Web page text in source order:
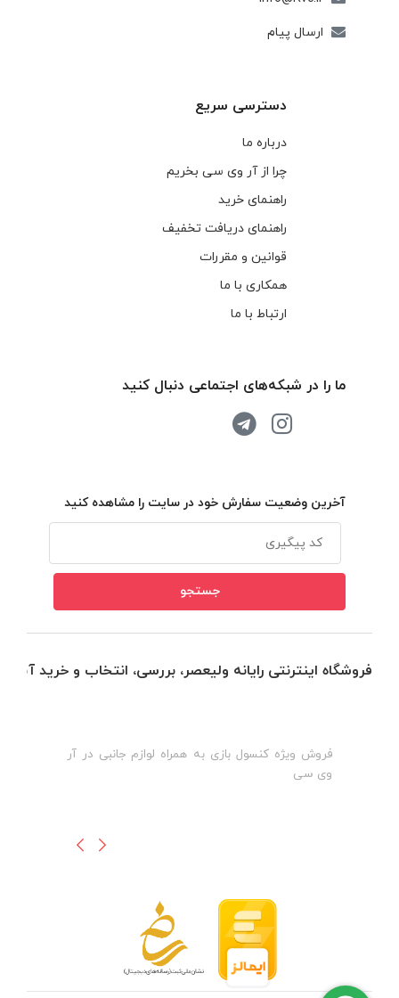
ارسال پیام
دسترسی سریع
درباره ما
چرا از آر وی سی بخریم
راهنمای خرید
راهنمای دریافت تخفیف
قوانین و مقررات
همکاری با ما
ارتباط با ما
ما را در شبکه‌های اجتماعی دنبال کنید
آخرین وضعیت سفارش خود در سایت را مشاهده کنید
فروشگاه اینترنتی رایانه ولیعصر، بررسی، انتخاب و خرید
فروش ویژه کنسول بازی به همراه لوازم جانبی در آر
وی سی